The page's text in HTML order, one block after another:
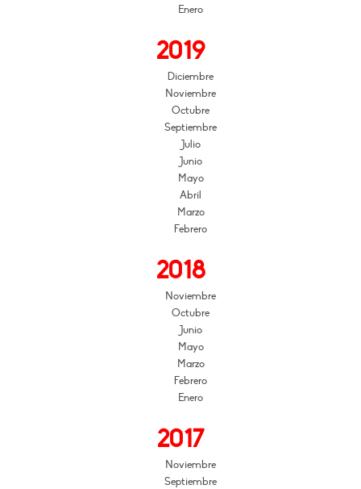
Enero
2019
Diciembre
Noviembre
Octubre
Septiembre
Julio
Junio
Mayo
Abril
Marzo
Febrero
2018
Noviembre
Octubre
Junio
Mayo
Marzo
Febrero
Enero
2017
Noviembre
Septiembre